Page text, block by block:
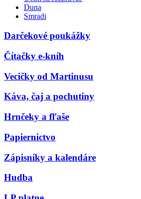
Duna
Smradi
Darčekové poukážky
Čítačky e-kníh
Vecičky od Martinusu
Káva, čaj a pochutiny
Hrnčeky a fľaše
Papiernictvo
Zápisníky a kalendáre
Hudba